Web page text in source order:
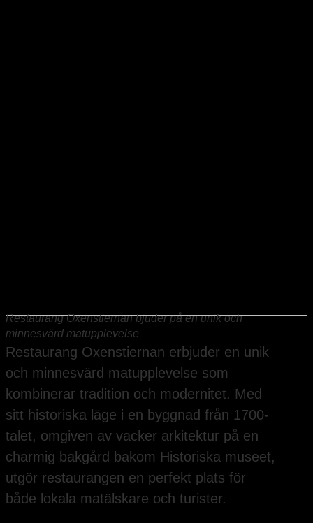
Restaurang Oxenstiernan bjuder på en unik och
minnesvärd matupplevelse
Restaurang Oxenstiernan erbjuder en unik
och minnesvärd matupplevelse som
kombinerar tradition och modernitet. Med
sitt historiska läge i en byggnad från 1700-
talet, omgiven av vacker arkitektur på en
charmig bakgård bakom Historiska museet,
utgör restaurangen en perfekt plats för
både lokala matälskare och turister.